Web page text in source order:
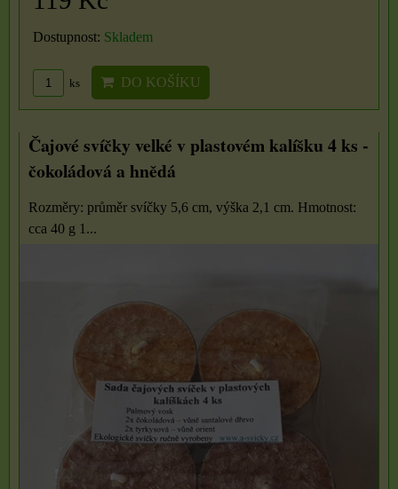
Dostupnost: Skladem
ks DO KOŠÍKU
Čajové svíčky velké v plastovém kalíšku 4 ks -
čokoládová a hnědá
Rozměry: průměr svíčky 5,6 cm, výška 2,1 cm. Hmotnost:
cca 40 g 1...